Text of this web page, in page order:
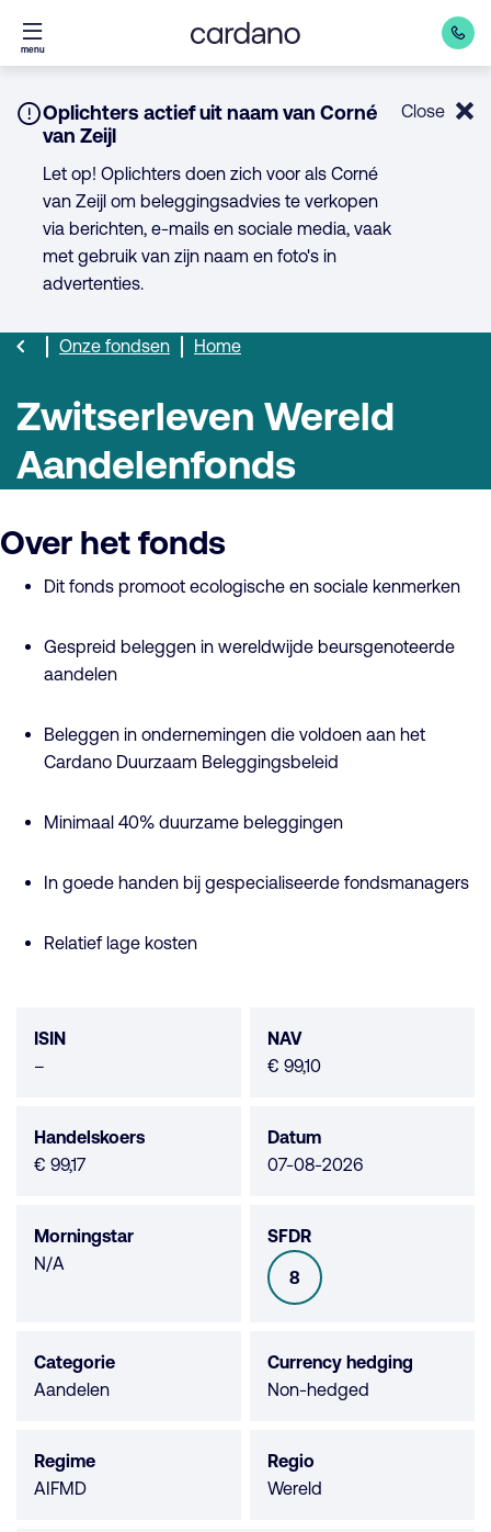
Direct
naar
menu
Notice:
Oplichters actief uit naam van Corné
van Zeijl
Let op! Oplichters doen zich voor als Corné
van Zeijl om beleggingsadvies te verkopen
via berichten, e-mails en sociale media, vaak
met gebruik van zijn naam en foto's in
advertenties.
Close
Home
Onze fondsen
Zwitserleven Wereld
Aandelenfonds
Over het fonds
Dit fonds promoot ecologische en sociale kenmerken
Gespreid beleggen in wereldwijde beursgenoteerde
aandelen
Beleggen in ondernemingen die voldoen aan het
Cardano Duurzaam Beleggingsbeleid
Minimaal 40% duurzame beleggingen
In goede handen bij gespecialiseerde fondsmanagers
Relatief lage kosten
data
ISIN
Geen
–
NAV
€ 99,10
Handelskoers
€ 99,17
Datum
07-08-2026
Morningstar
Morningstar
N/A
SFDR
SFDR
8
Categorie
Aandelen
Currency hedging
Non-hedged
Regime
AIFMD
Regio
Wereld